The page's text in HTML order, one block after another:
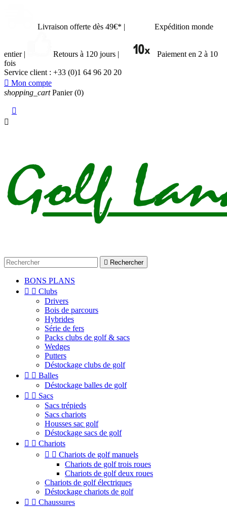
Livraison offerte dès 49€* | Expédition monde
entier | Retours à 120 jours |
Paiement en 2 à 10
fois
Service client : +33 (0)1 64 96 20 20
 Mon compte
shopping_cart Panier (0)


 Rechercher
BONS PLANS
  Clubs
Drivers
Bois de parcours
Hybrides
Série de fers
Packs clubs de golf & sacs
Wedges
Putters
Déstockage clubs de golf
  Balles
Déstockage balles de golf
  Sacs
Sacs trépieds
Sacs chariots
Housses sac golf
Déstockage sacs de golf
  Chariots
  Chariots de golf manuels
Chariots de golf trois roues
Chariots de golf deux roues
Chariots de golf électriques
Déstockage chariots de golf
  Chaussures